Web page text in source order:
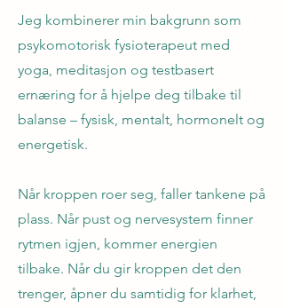
Jeg kombinerer min bakgrunn som
psykomotorisk fysioterapeut med
yoga, meditasjon og testbasert
ernæring for å hjelpe deg tilbake til
balanse – fysisk, mentalt, hormonelt og
energetisk.
Når kroppen roer seg, faller tankene på
plass. Når pust og nervesystem finner
rytmen igjen, kommer energien
tilbake. Når du gir kroppen det den
trenger, åpner du samtidig for klarhet,